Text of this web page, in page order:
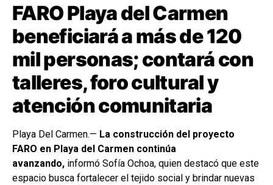
FARO Playa del Carmen
beneficiará a más de 120
mil personas; contará con
talleres, foro cultural y
atención comunitaria
Playa Del Carmen.— La construcción del proyecto
FARO en Playa del Carmen continúa
avanzando, informó Sofía Ochoa, quien destacó que este
espacio busca fortalecer el tejido social y brindar nuevas